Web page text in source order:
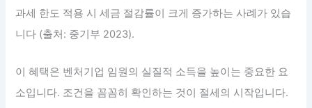
과세 한도 적용 시 세금 절감률이 크게 증가하는 사례가 있습
니다 (출처: 중기부 2023).
이 혜택은 벤처기업 임원의 실질적 소득을 높이는 중요한 요
소입니다. 조건을 꼼꼼히 확인하는 것이 절세의 시작입니다.